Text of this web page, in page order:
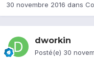
30 novembre 2016 dans
dworkin
Posté(e) 30